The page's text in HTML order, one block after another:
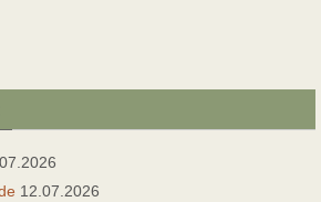
12.07.2026